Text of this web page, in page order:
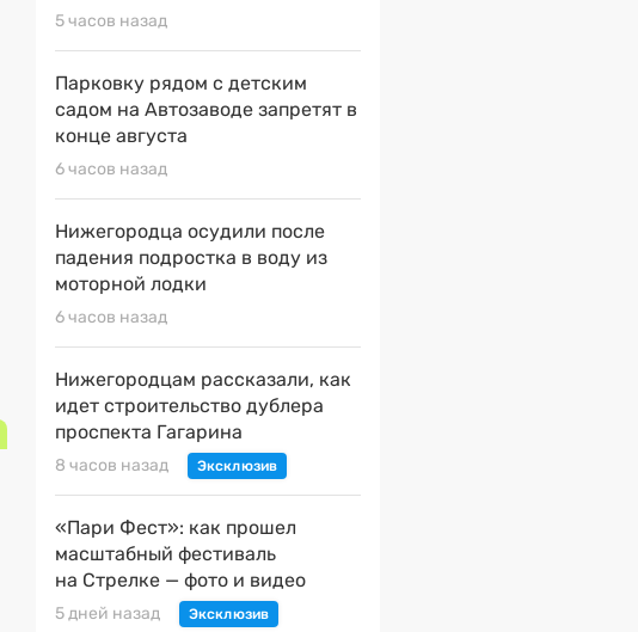
5 часов назад
Парковку рядом с детским
садом на Автозаводе запретят в
конце августа
6 часов назад
Нижегородца осудили после
падения подростка в воду из
моторной лодки
6 часов назад
Нижегородцам рассказали, как
идет строительство дублера
проспекта Гагарина
8 часов назад
«Пари Фест»: как прошел
масштабный фестиваль
на Стрелке — фото и видео
5 дней назад